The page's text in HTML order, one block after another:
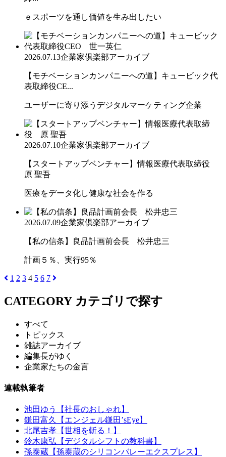
ｅスポーツを通し価値を生み出したい
2026.07.13企業家倶楽部アーカイブ
【モチベーションカンパニーへの道】キュービック代
表取締役CE...
ユーザーに寄り添うデジタルマーケティング企業
2026.07.10企業家倶楽部アーカイブ
【スタートアップベンチャー】情報医療代表取締役
原 聖吾
医療をデータ化し健康な社会を作る
2026.07.09企業家倶楽部アーカイブ
【私の信条】良品計画前会長 松井忠三
計画５％、実行95％
1 2 3 4 5 6 7
CATEGORY カテゴリで探す
すべて
トピックス
雑誌アーカイブ
編集長がゆく
企業家たちの金言
連載執筆者
池田ゆう【社長のおしゃれ】
鎌田富久【エンジェル鎌田’sEye】
北尾吉孝【世相を斬る！】
鈴木康弘【デジタルシフトの教科書】
孫泰蔵【孫泰蔵のシリコンバレーエクスプレス】